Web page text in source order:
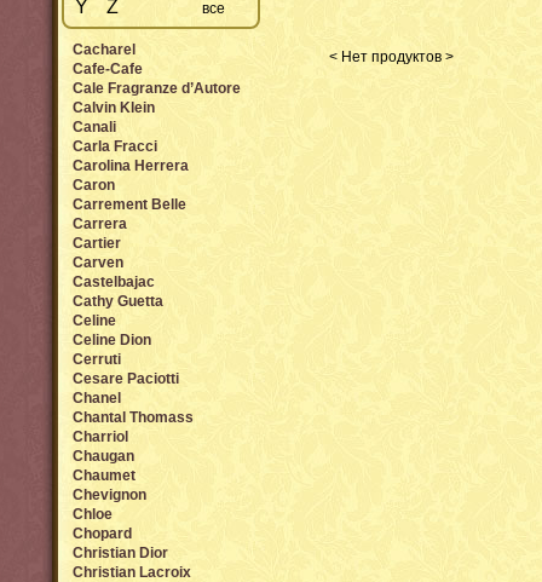
< Нет продуктов >
Y
Z все
Cacharel
Cafe-Cafe
Cale Fragranze d’Autore
Calvin Klein
Canali
Carla Fracci
Carolina Herrera
Caron
Carrement Belle
Carrera
Cartier
Carven
Castelbajac
Cathy Guetta
Celine
Celine Dion
Cerruti
Cesare Paciotti
Chanel
Chantal Thomass
Charriol
Chaugan
Chaumet
Chevignon
Chloe
Chopard
Christian Dior
Christian Lacroix